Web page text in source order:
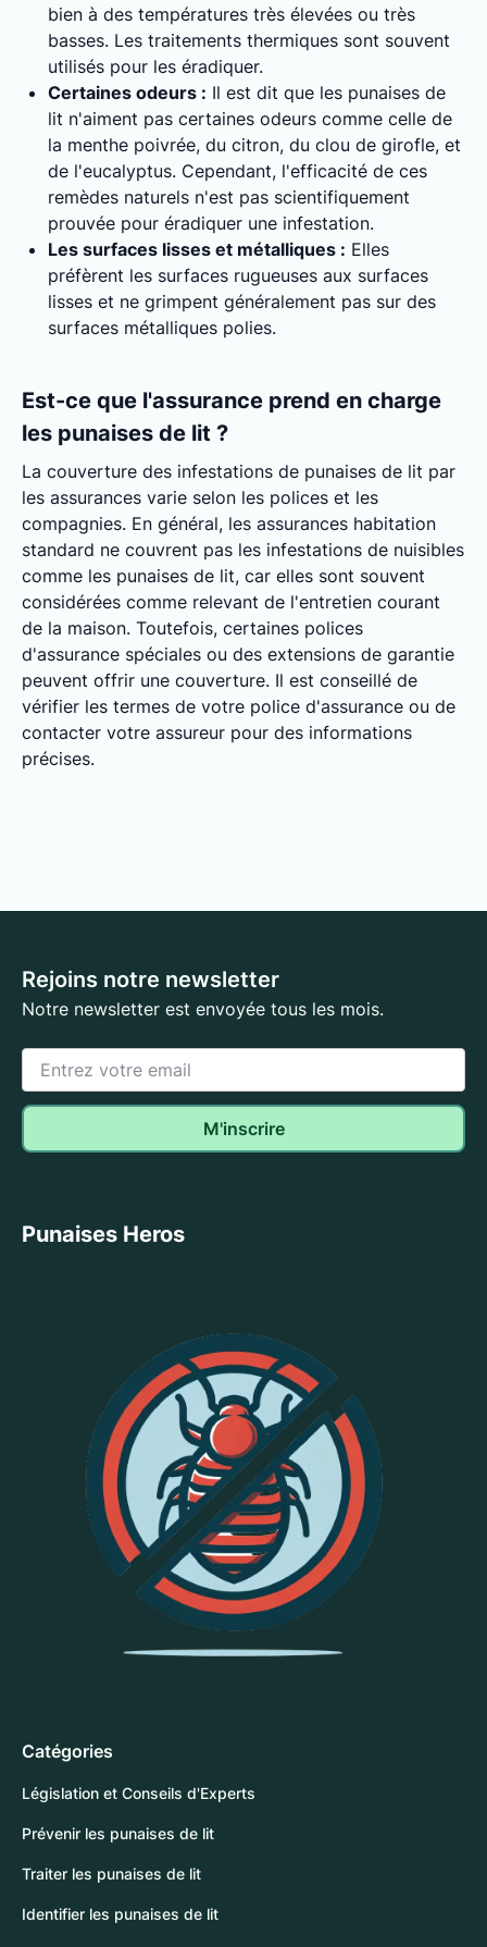
bien à des températures très élevées ou très
basses. Les traitements thermiques sont souvent
utilisés pour les éradiquer.
Certaines odeurs : Il est dit que les punaises de
lit n'aiment pas certaines odeurs comme celle de
la menthe poivrée, du citron, du clou de girofle, et
de l'eucalyptus. Cependant, l'efficacité de ces
remèdes naturels n'est pas scientifiquement
prouvée pour éradiquer une infestation.
Les surfaces lisses et métalliques : Elles
préfèrent les surfaces rugueuses aux surfaces
lisses et ne grimpent généralement pas sur des
surfaces métalliques polies.
Est-ce que l'assurance prend en charge
les punaises de lit ?
La couverture des infestations de punaises de lit par
les assurances varie selon les polices et les
compagnies. En général, les assurances habitation
standard ne couvrent pas les infestations de nuisibles
comme les punaises de lit, car elles sont souvent
considérées comme relevant de l'entretien courant
de la maison. Toutefois, certaines polices
d'assurance spéciales ou des extensions de garantie
peuvent offrir une couverture. Il est conseillé de
vérifier les termes de votre police d'assurance ou de
contacter votre assureur pour des informations
précises.
Rejoins notre newsletter
Notre newsletter est envoyée tous les mois.
Punaises Heros
Catégories
Législation et Conseils d'Experts
Prévenir les punaises de lit
Traiter les punaises de lit
Identifier les punaises de lit